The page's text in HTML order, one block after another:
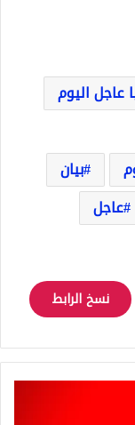
عاجل اليوم
بيان
عاجل
نسخ الرابط